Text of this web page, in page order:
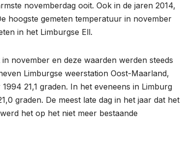
novemberdag ooit. Ook in de jaren 2014,
hoogste gemeten temperatuur in november
in het Limburgse Ell.
november en deze waarden werden steeds
Limburgse weerstation Oost-Maarland,
21,1 graden. In het eveneens in Limburg
graden. De meest late dag in het jaar dat het
het op het niet meer bestaande